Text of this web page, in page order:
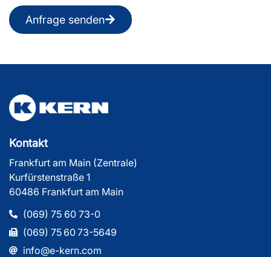
Anfrage senden
Kontakt
Frankfurt am Main (Zentrale)
Kurfürstenstraße 1
60486 Frankfurt am Main
(069) 75 60 73-0
(069) 75 60 73-5649
info@e-kern.com